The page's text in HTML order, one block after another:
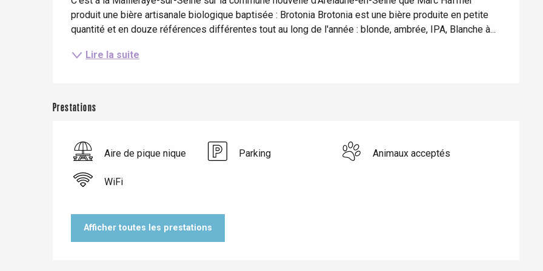
Offranville
Dieppe
produit une bière artisanale biologique baptisée : Brotonia Brotonia est une bière produite en petite
quantité et en douze références différentes tout au long de l'année : blonde, ambrée, IPA, Blanche à...
Lire la suite
Prestations
Aire de pique nique Parking Animaux acceptés
WiFi
Afficher toutes les prestations